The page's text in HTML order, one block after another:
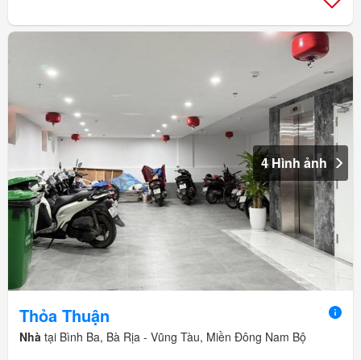
4 Hình ảnh
Thỏa Thuận
Nhà tại Bình Ba, Bà Rịa - Vũng Tàu, Miền Đông Nam Bộ